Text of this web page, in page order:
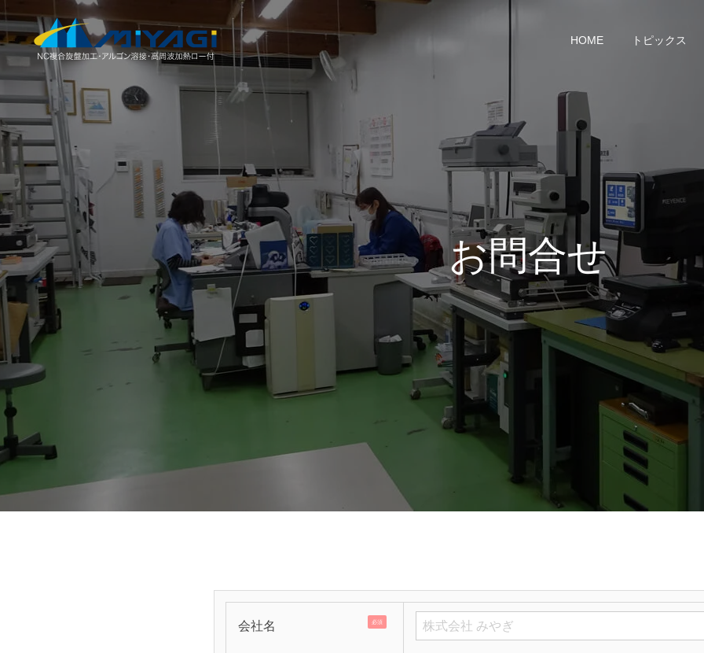
HOME トピックス
お問合せ
会社名 必須